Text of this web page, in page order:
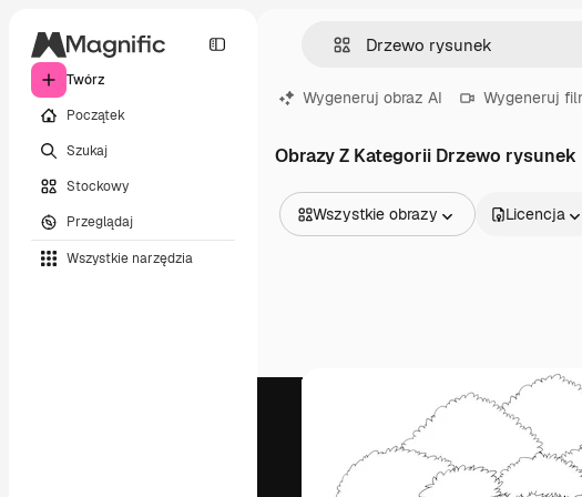
Twórz
Początek
Szukaj
Stockowy
Przeglądaj
Wszystkie narzędzia
Wygeneruj obraz AI Wygeneruj
Obrazy Z Kategorii Drzewo rysunek
Wszystkie obrazy
Filmy
Modele 3D
Czcionki
Licencja